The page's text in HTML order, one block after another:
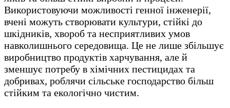
Використовуючи можливості генної інженерії,
вчені можуть створювати культури, стійкі до
шкідників, хвороб та несприятливих умов
навколишнього середовища. Це не лише збільшує
виробництво продуктів харчування, але й
зменшує потребу в хімічних пестицидах та
добривах, роблячи сільське господарство більш
стійким та екологічно чистим.